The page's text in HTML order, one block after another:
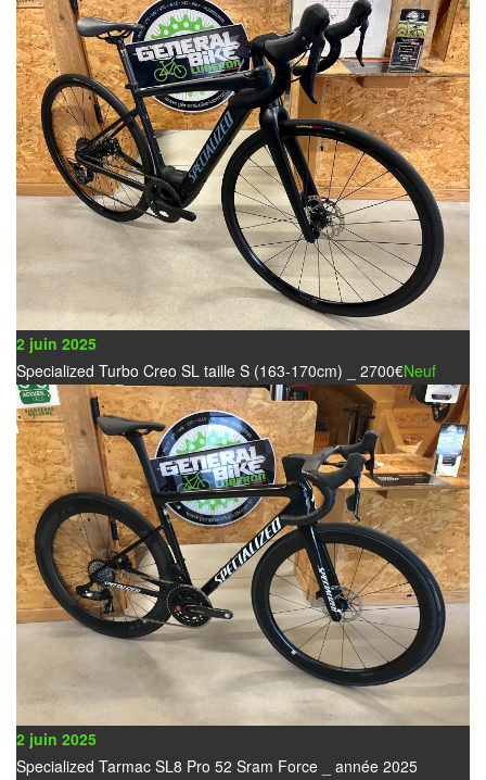
2 juin 2025
Specialized Turbo Creo SL taille S (163-170cm) _ 2700€Neuf
2 juin 2025
Specialized Tarmac SL8 Pro 52 Sram Force _ année 2025